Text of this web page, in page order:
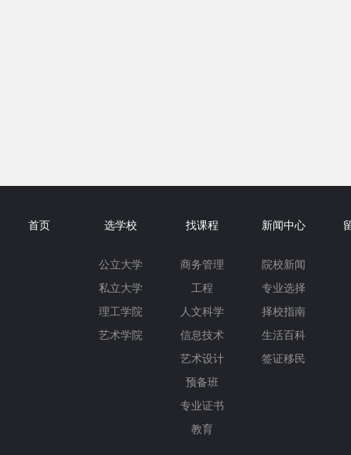
首页 选学校
公立大学
私立大学
理工学院
艺术学院
找课程
商务管理
工程
人文科学
信息技术
艺术设计
预备班
专业证书
教育
新闻中心
院校新闻
专业选择
择校指南
生活百科
签证移民